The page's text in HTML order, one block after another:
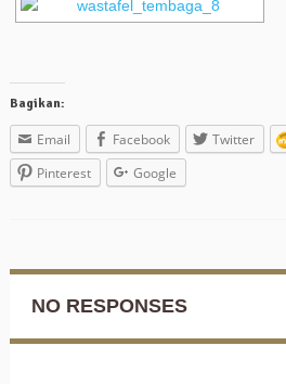
Bagikan:
Email Facebook Twitter
Pinterest
Google
NO RESPONSES